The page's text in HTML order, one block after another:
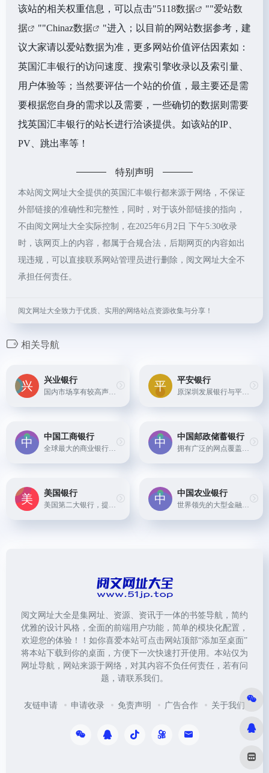
该站的相关权重信息，可以点击"5118数据 ""爱站数
据
""Chinaz数据
"进入；以目前的网站数据参考，建
议大家请以爱站数据为准，更多网站价值评估因素如：
英国汇丰银行的访问速度、搜索引擎收录以及索引量、
用户体验等；当然要评估一个站的价值，最主要还是需
要根据您自身的需求以及需要，一些确切的数据则需要
找英国汇丰银行的站长进行洽谈提供。如该站的IP、
PV、跳出率等！
特别声明
本站阅文网址大全提供的英国汇丰银行都来源于网络，不保证
外部链接的准确性和完整性，同时，对于该外部链接的指向，
不由阅文网址大全实际控制，在2025年6月2日 下午5:30收录
时，该网页上的内容，都属于合规合法，后期网页的内容如出
现违规，可以直接联系网站管理员进行删除，阅文网址大全不
承担任何责任。
阅文网址大全致力于优质、实用的网络站点资源收集与分享！
相关导航
兴业银行
国内市场享有较高声誉的股份制商业银行，着重于绿色金融和金融科技的发展。
平安银行
原深圳发展银行与平安银行合并后的新品牌，隶属于中国平安集团，提供全方位的零售和企业金融服务。
中国工商银行
全球最大的商业银行之一，提供全面的金融产品和服务，包括储蓄、贷款、信用卡、投资和资产管理等。
中国邮政储蓄银行
拥有广泛的网点覆盖，尤其在农村地区有深厚基础，提供各类零售及批发银行业务。
美国银行
美国第二大银行，提供个人、小型企业和大型企业的全面金融解决方案。
中国农业银行
世界领先的大型金融机构之一，以服务“三农”为特色，提供全面金融服务。
阅文网址大全是集网址、资源、资讯于一体的书签导航，简约
优雅的设计风格，全面的前端用户功能，简单的模块化配置，
欢迎您的体验！！如你喜爱本站可点击网站顶部“添加至桌面”
将本站下载到你的桌面，方便下一次快速打开使用。本站仅为
网址导航，网站来源于网络，对其内容不负任何责任，若有问
题，请联系我们。
友链申请 申请收录 免责声明 广告合作 关于我们